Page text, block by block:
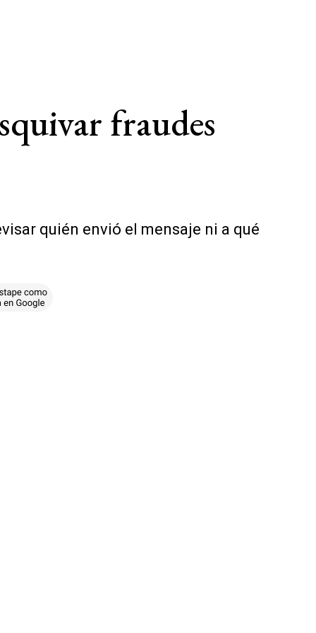
fraudes
quién envió el mensaje ni a qué